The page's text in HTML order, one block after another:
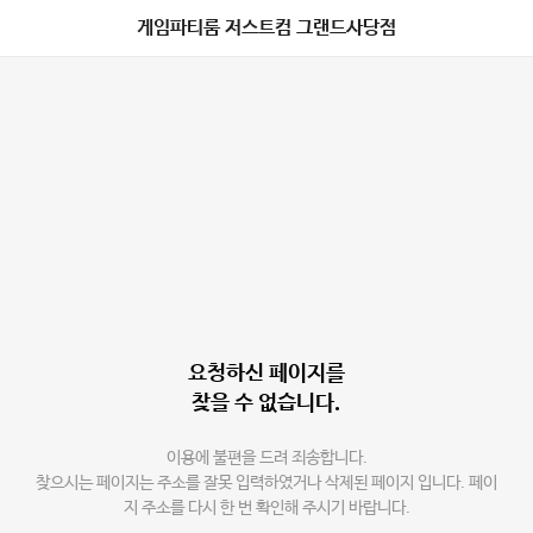
게임파티룸 저스트컴 그랜드사당점
요청하신 페이지를
찾을 수 없습니다.
이용에 불편을 드려 죄송합니다.
찾으시는 페이지는 주소를 잘못 입력하였거나 삭제된 페이지 입니다. 페이
지 주소를 다시 한 번 확인해 주시기 바랍니다.